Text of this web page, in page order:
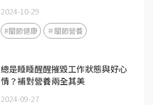
2024-10-29
#關節健康 ＃關節營養
總是睡睡醒醒摧毀工作狀態與好心
情？補對營養兩全其美
2024-09-27